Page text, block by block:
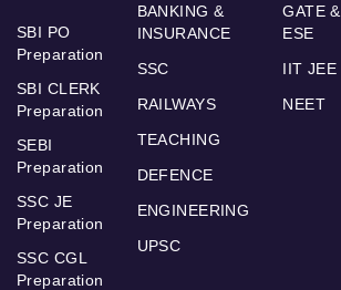
SBI PO
Preparation
SBI CLERK
Preparation
SEBI
Preparation
SSC JE
Preparation
SSC CGL
Preparation
BANKING &
INSURANCE
SSC
RAILWAYS
TEACHING
DEFENCE
ENGINEERING
UPSC
GATE &
ESE
IIT JEE
NEET